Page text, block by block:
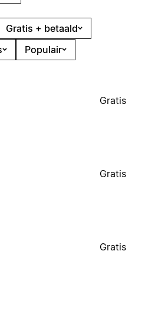
Gratis + betaald
Populair
Gratis
Gratis
Gratis